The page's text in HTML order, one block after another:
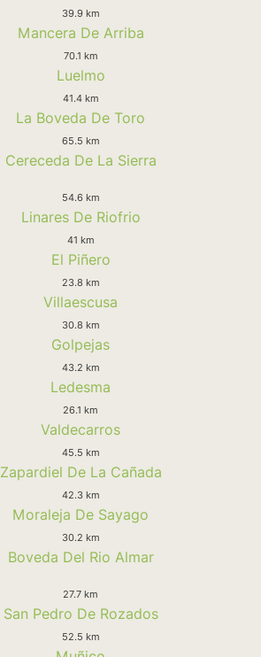
39.9 km
Mancera De Arriba
70.1 km
Luelmo
41.4 km
La Boveda De Toro
65.5 km
Cereceda De La Sierra
54.6 km
Linares De Riofrio
41 km
El Piñero
23.8 km
Villaescusa
30.8 km
Golpejas
43.2 km
Ledesma
26.1 km
Valdecarros
45.5 km
Zapardiel De La Cañada
42.3 km
Moraleja De Sayago
30.2 km
Boveda Del Rio Almar
27.7 km
San Pedro De Rozados
52.5 km